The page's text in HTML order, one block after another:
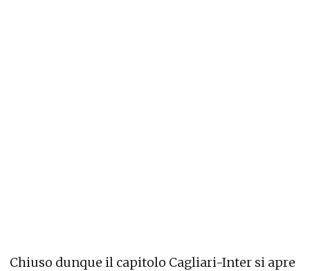
Chiuso dunque il capitolo Cagliari-Inter si apre